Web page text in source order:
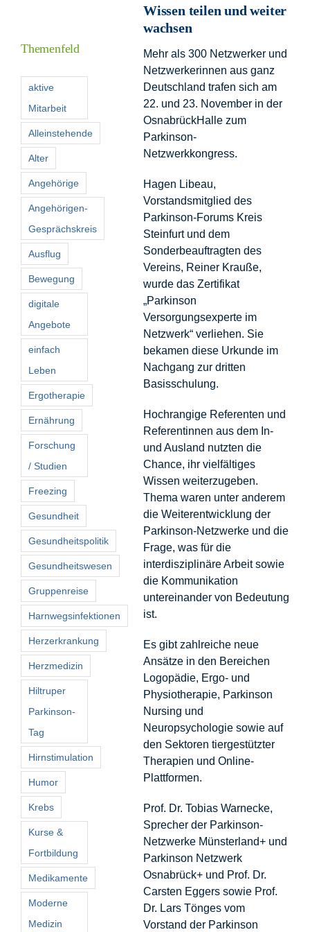
Kontakt
Suche
nach:
Wissen teilen und weiter
wachsen
Mehr als 300 Netzwerker und
Netzwerkerinnen aus ganz
Deutschland trafen sich am
22. und 23. November in der
OsnabrückHalle zum
Parkinson-
Netzwerkkongress.
Hagen Libeau,
Vorstandsmitglied des
Parkinson-Forums Kreis
Steinfurt und dem
Sonderbeauftragten des
Vereins, Reiner Krauße,
wurde das Zertifikat
„Parkinson
Versorgungsexperte im
Netzwerk“ verliehen. Sie
bekamen diese Urkunde im
Nachgang zur dritten
Basisschulung.
Hochrangige Referenten und
Referentinnen aus dem In-
und Ausland nutzten die
Chance, ihr vielfältiges
Wissen weiterzugeben.
Thema waren unter anderem
die Weiterentwicklung der
Parkinson-Netzwerke und die
Frage, was für die
interdisziplinäre Arbeit sowie
die Kommunikation
untereinander von Bedeutung
ist.
Es gibt zahlreiche neue
Ansätze in den Bereichen
Logopädie, Ergo- und
Physiotherapie, Parkinson
Nursing und
Neuropsychologie sowie auf
den Sektoren tiergestützter
Therapien und Online-
Plattformen.
Prof. Dr. Tobias Warnecke,
Sprecher der Parkinson-
Netzwerke Münsterland+ und
Parkinson Netzwerk
Osnabrück+ und Prof. Dr.
Carsten Eggers sowie Prof.
Dr. Lars Tönges vom
Vorstand der Parkinson
Themenfeld
aktive
Mitarbeit
Alleinstehende
Alter
Angehörige
Angehörigen-
Gesprächskreis
Ausflug
Bewegung
digitale
Angebote
einfach
Leben
Ergotherapie
Ernährung
Forschung
/ Studien
Freezing
Gesundheit
Gesundheitspolitik
Gesundheitswesen
Gruppenreise
Harnwegsinfektionen
Herzerkrankung
Herzmedizin
Hiltruper
Parkinson-
Tag
Hirnstimulation
Humor
Krebs
Kurse &
Fortbildung
Medikamente
Moderne
Medizin